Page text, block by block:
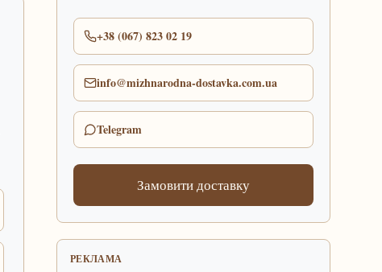
+38 (067) 823 02 19
info@mizhnarodna-dostavka.com.ua
Telegram
Замовити доставку
РЕКЛАМА